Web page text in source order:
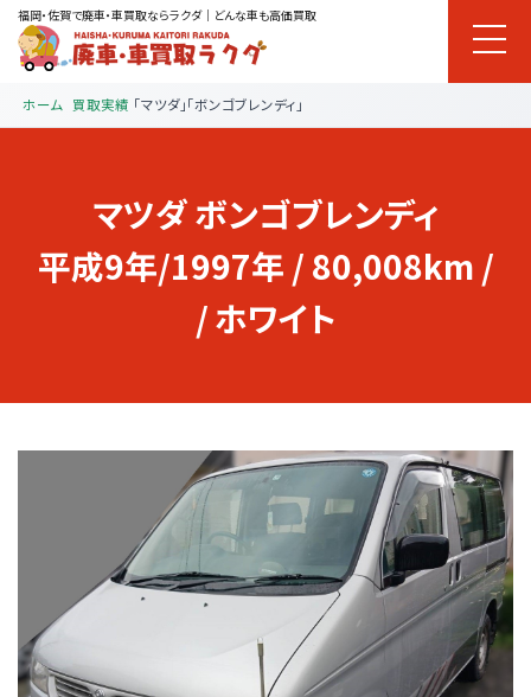
福岡・佐賀で廃車・車買取ならラクダ｜どんな車も高価買取
ホーム 買取実績 「マツダ」「ボンゴブレンディ」
マツダボンゴブレンディ
平成9年/1997年 / 80,008km /
/ ホワイト